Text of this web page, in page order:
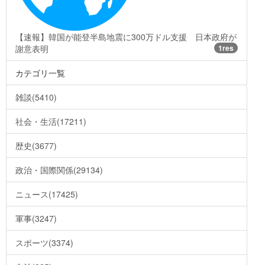
【速報】韓国が能登半島地震に300万ドル支援 日本政府が
謝意表明
1res
カテゴリ一覧
雑談(5410)
社会・生活(17211)
歴史(3677)
政治・国際関係(29134)
ニュース(17425)
軍事(3247)
スポーツ(3374)